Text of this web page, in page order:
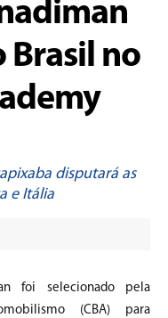
Brasil no
disputará as
e Itália
foi selecionado pela
(CBA) para